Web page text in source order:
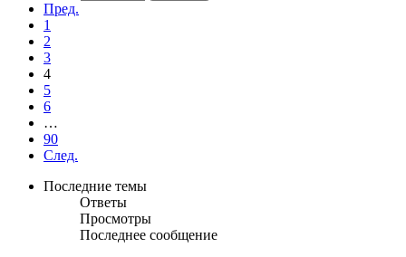
Пред.
1
2
3
4
5
6
…
90
След.
Последние темы
Ответы
Просмотры
Последнее сообщение